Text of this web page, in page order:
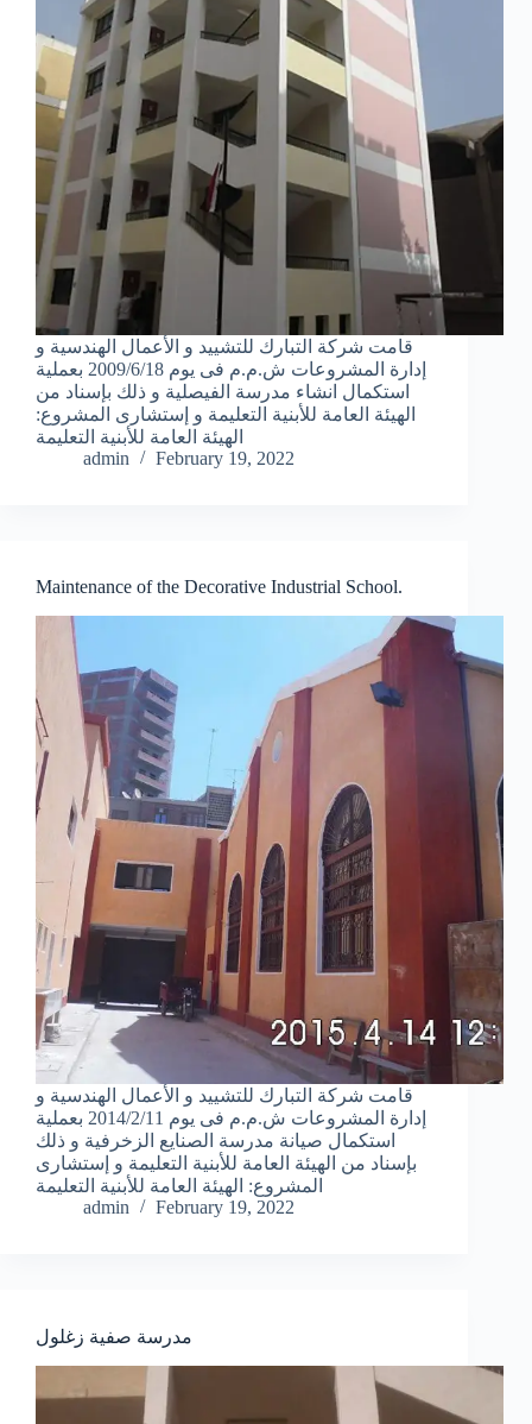
قامت شركة التبارك للتشييد و الأعمال الهندسية و
إدارة المشروعات ش.م.م فى يوم 2009/6/18 بعملية
استكمال انشاء مدرسة الفيصلية و ذلك بإسناد من
الهيئة العامة للأبنية التعليمة و إستشارى المشروع:
الهيئة العامة للأبنية التعليمة
admin
February 19, 2022
Maintenance of the Decorative Industrial School.
قامت شركة التبارك للتشييد و الأعمال الهندسية و
إدارة المشروعات ش.م.م فى يوم 2014/2/11 بعملية
استكمال صيانة مدرسة الصنايع الزخرفية و ذلك
بإسناد من الهيئة العامة للأبنية التعليمة و إستشارى
المشروع: الهيئة العامة للأبنية التعليمة
admin
February 19, 2022
مدرسة صفية زغلول